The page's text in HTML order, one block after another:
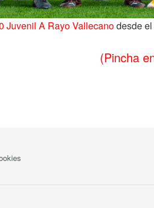
Juvenil A Rayo Vallecanodesde
(Pincha